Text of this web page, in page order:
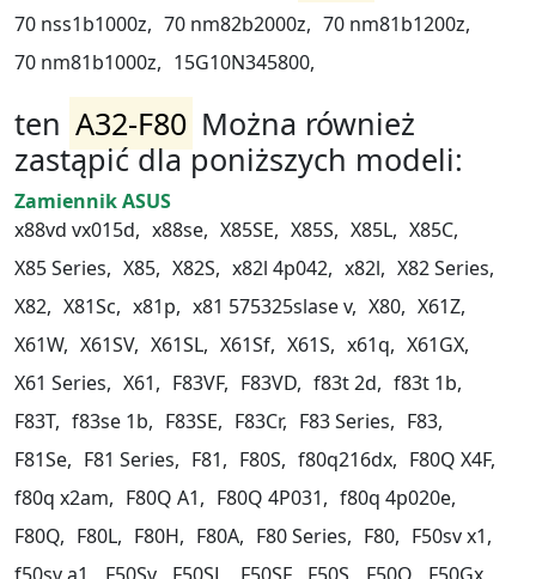
70 nss1b1000z, 70 nm82b2000z, 70 nm81b1200z,
70 nm81b1000z, 15G10N345800,
ten A32-F80 Można również
zastąpić dla poniższych modeli:
Zamiennik ASUS
x88vd vx015d, x88se, X85SE, X85S, X85L, X85C,
X85 Series, X85, X82S, x82l 4p042, x82l, X82 Series,
X82, X81Sc, x81p, x81 575325slase v, X80, X61Z,
X61W, X61SV, X61SL, X61Sf, X61S, x61q, X61GX,
X61 Series, X61, F83VF, F83VD, f83t 2d, f83t 1b,
F83T, f83se 1b, F83SE, F83Cr, F83 Series, F83,
F81Se, F81 Series, F81, F80S, f80q216dx, F80Q X4F,
f80q x2am, F80Q A1, F80Q 4P031, f80q 4p020e,
F80Q, F80L, F80H, F80A, F80 Series, F80, F50sv x1,
f50sv a1,
F50Sv, F50SL, F50SF, F50S, F50Q, F50Gx,